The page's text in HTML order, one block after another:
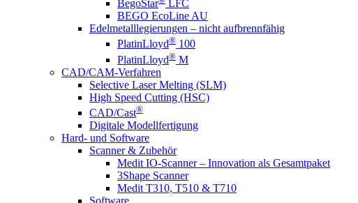
BegoStar
LFC
BEGO EcoLine AU
Edelmetalllegierungen – nicht aufbrennfähig
PlatinLloyd® 100
PlatinLloyd® M
CAD/CAM-Verfahren
Selective Laser Melting (SLM)
High Speed Cutting (HSC)
CAD/Cast®
Digitale Modellfertigung
Hard- und Software
Scanner & Zubehör
Medit IO-Scanner – Innovation als Gesamtpaket
3Shape Scanner
Medit T310, T510 & T710